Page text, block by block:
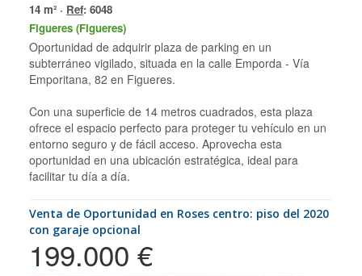
14 m² · Ref: 6048
Figueres (Figueres)
Oportunidad de adquirir plaza de parking en un
subterráneo vigilado, situada en la calle Emporda - Vía
Emporitana, 82 en Figueres.
Con una superficie de 14 metros cuadrados, esta plaza
ofrece el espacio perfecto para proteger tu vehículo en un
entorno seguro y de fácil acceso. Aprovecha esta
oportunidad en una ubicación estratégica, ideal para
facilitar tu día a día.
Venta de Oportunidad en Roses centro: piso del 2020
con garaje opcional
199.000 €